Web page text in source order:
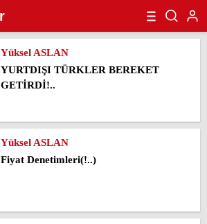
Yüksel ASLAN
YURTDIŞI TÜRKLER BEREKET
GETİRDİ!..
Yüksel ASLAN
Fiyat Denetimleri(!..)